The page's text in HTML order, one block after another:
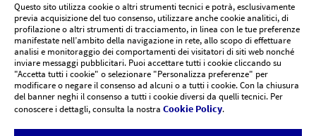
Questo sito utilizza cookie o altri strumenti tecnici e potrà, esclusivamente
previa acquisizione del tuo consenso, utilizzare anche cookie analitici, di
profilazione o altri strumenti di tracciamento, in linea con le tue preferenze
manifestate nell’ambito della navigazione in rete, allo scopo di effettuare
analisi e monitoraggio dei comportamenti dei visitatori di siti web nonché
inviare messaggi pubblicitari. Puoi accettare tutti i cookie cliccando su
"Accetta tutti i cookie" o selezionare "Personalizza preferenze" per
modificare o negare il consenso ad alcuni o a tutti i cookie. Con la chiusura
del banner neghi il consenso a tutti i cookie diversi da quelli tecnici. Per
conoscere i dettagli, consulta la nostra Cookie Policy.
LINK UTILI
Documenti PRIIPs
DOCUMENTI E SUPPORTO
Siti agenzie AXA